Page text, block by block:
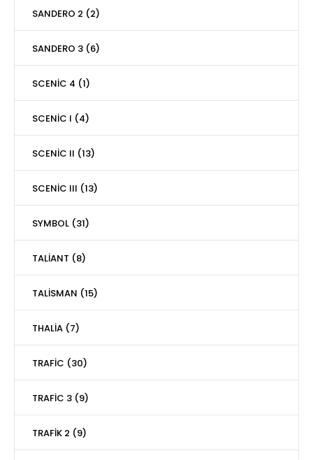
SANDERO 2 (2)
SANDERO 3 (6)
SCENİC 4 (1)
SCENİC I (4)
SCENİC II (13)
SCENİC III (13)
SYMBOL (31)
TALİANT (8)
TALİSMAN (15)
THALİA (7)
TRAFİC (30)
TRAFİC 3 (9)
TRAFİK 2 (9)